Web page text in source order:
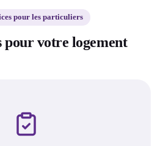
pour les particuliers
pour votre logement